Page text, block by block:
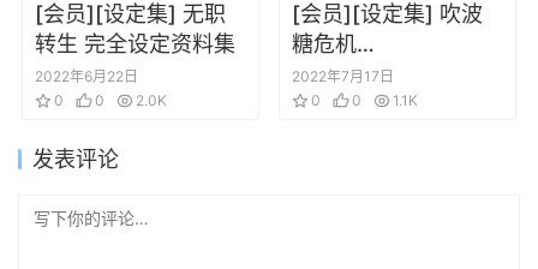
[会员][设定集] 无职
转生 完全设定资料集
2022年6月22日
0
0 2.0K
[会员][设定集] 吹波
糖危机
Bubblegum_Crisis_2
_fix
2022年7月17日
0
0 1.1K
发表评论